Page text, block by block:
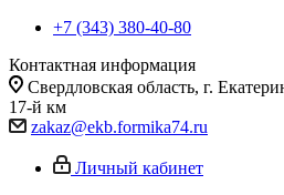
+7 (343) 380-40-80
Контактная информация
Свердловская область, г.
17-й км
zakaz@ekb.formika74.ru
Личный кабинет